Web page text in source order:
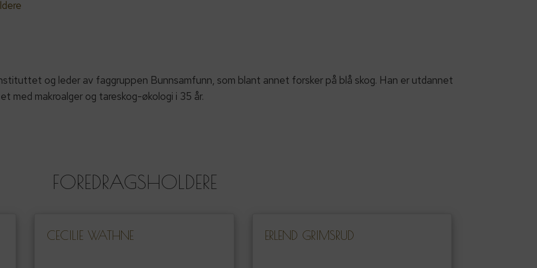
og leder av faggruppen Bunnsamfunn, som blant annet forsker på blå skog. Han er utdannet
med makroalger og tareskog-økologi i 35 år.
FOREDRAGSHOLDERE
CECILIE WATHNE ERLEND GRIMSRUD